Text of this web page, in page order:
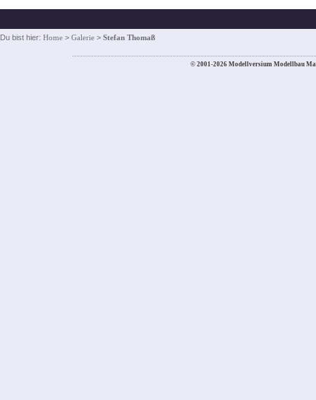
Du bist hier: Home > Galerie > Stefan Thomaß
© 2001-2026 Modellversium Modellbau